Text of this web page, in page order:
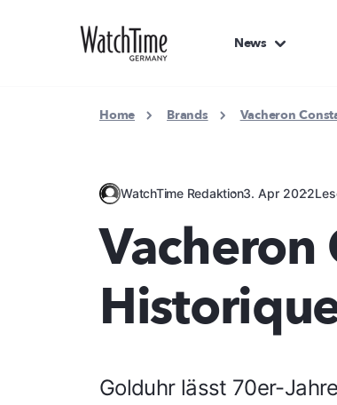
News
Home Brands Vacheron
WatchTime Redaktion3. Apr 2022
Vacheron
Golduhr lässt 70er-